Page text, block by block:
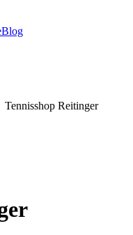
Blog
Tennisshop Reitinger